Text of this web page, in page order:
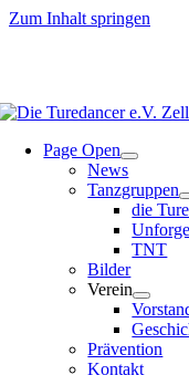
Zum Inhalt springen
Page Open
News
Tanzgruppen
die
TNT
Bilder
Verein
Prävention
Kontakt